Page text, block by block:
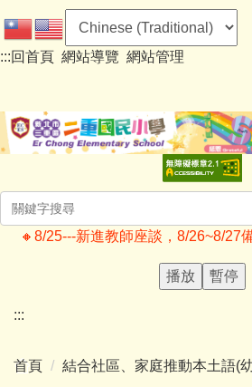
到
主
容
區
:::回首頁 網站導覽 網站管理
🔸️8/25---新進教師座談，8/26~8/27
播放 暫停
:::
首頁 結合社區、家庭推動本土語(